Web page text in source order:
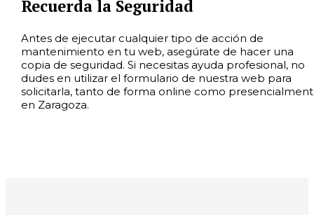
Recuerda la Seguridad
Antes de ejecutar cualquier tipo de acción de
mantenimiento en tu web, asegúrate de hacer una
copia de seguridad. Si necesitas ayuda profesional, no
dudes en utilizar el formulario de nuestra web para
solicitarla, tanto de forma online como
en Zaragoza.